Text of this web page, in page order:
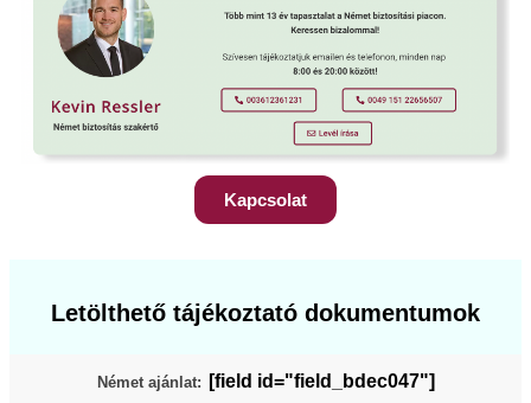
Kapcsolat
Letölthető tájékoztató dokumentumok
Német ajánlat: [field id="field_bdec047"]